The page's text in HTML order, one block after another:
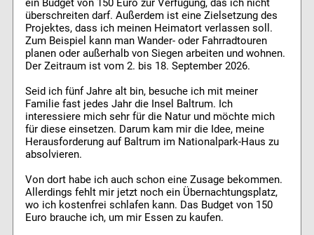
ein Budget von 150 Euro zur Verfügung, das ich nicht
überschreiten darf. Außerdem ist eine Zielsetzung des
Projektes, dass ich meinen Heimatort verlassen soll.
Zum Beispiel kann man Wander- oder Fahrradtouren
planen oder außerhalb von Siegen arbeiten und wohnen.
Der Zeitraum ist vom 2. bis 18. September 2026.
Seid ich fünf Jahre alt bin, besuche ich mit meiner
Familie fast jedes Jahr die Insel Baltrum. Ich
interessiere mich sehr für die Natur und möchte mich
für diese einsetzen. Darum kam mir die Idee, meine
Herausforderung auf Baltrum im Nationalpark-Haus zu
absolvieren.
Von dort habe ich auch schon eine Zusage bekommen.
Allerdings fehlt mir jetzt noch ein Übernachtungsplatz,
wo ich kostenfrei schlafen kann. Das Budget von 150
Euro brauche ich, um mir Essen zu kaufen.